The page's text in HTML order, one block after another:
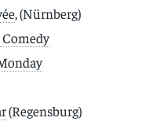
, (Nürnberg)
(Regensburg)